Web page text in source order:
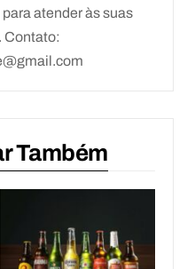
atender às suas
Contato:
Também